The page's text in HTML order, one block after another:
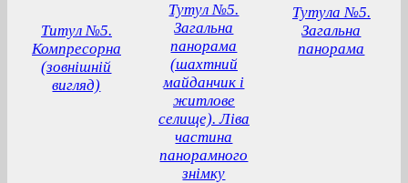
Титул №5.
Компресорна
(зовнішній
вигляд)
Тутул №5.
Загальна
панорама
(шахтний
майданчик і
житлове
селище). Ліва
частина
панорамного
знімку
Тутула №5.
Загальна
панорама